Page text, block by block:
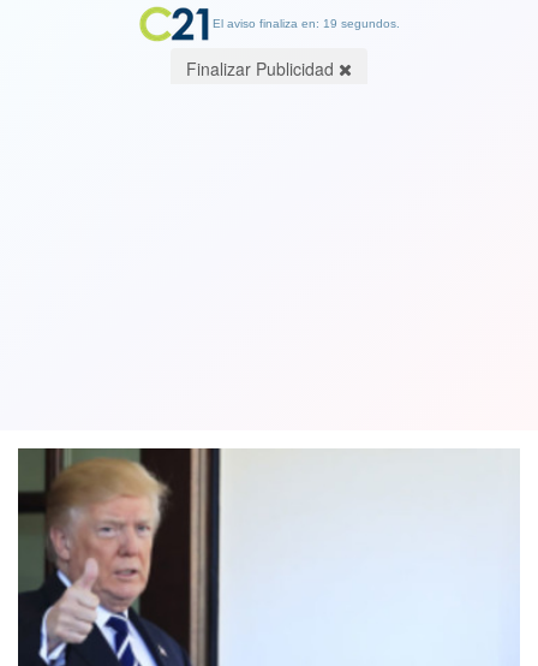
El aviso finaliza en: 19 segundos.
Finalizar Publicidad